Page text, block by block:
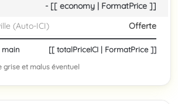
- [[ economy | FormatPrice ]]
(Auto-ICI)
Offerte
main [[ totalPriceICI | FormatPrice ]]
grise et malus éventuel